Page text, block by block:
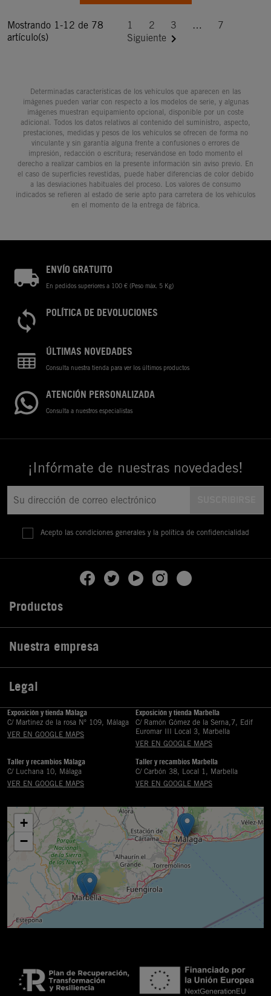
Mostrando 1-12 de 78
artículo(s)
1 2 3 …
7
Siguiente 
Determinadas características de los vehículos que aparecen en las
imágenes pueden variar con respecto a los modelos de serie, y algunas
imágenes muestran equipamiento opcional, disponible por un coste
adicional. Todos los datos relativos al contenido del suministro, aspecto,
prestaciones, medidas y pesos de los vehículos se ofrecen de forma no
vinculante y sin garantía alguna frente a confusiones o errores de
impresión, redacción o escritura; reservándose en todo momento el
derecho a realizar cambios en la presente información sin aviso previo. En
el caso de superficies revestidas, puede haber diferencias de color debido
a las desviaciones habituales del proceso. Los valores de consumo
indicados se refieren al estado de serie apto para carretera de los vehículos
en el momento de la entrega de fábrica.
ENVÍO GRATUITO
En pedidos superiores a 100 € (Peso máx. 5 Kg)
POLÍTICA DE DEVOLUCIONES
ÚLTIMAS NOVEDADES
Consulta nuestra tienda para ver los últimos productos
ATENCIÓN PERSONALIZADA
Consulta a nuestros especialistas
¡Infórmate de nuestras novedades!
Acepto las condiciones generales y la política de confidencialidad
Productos
Nuestra empresa
Legal
Exposición y tienda Málaga
C/ Martinez de la rosa Nº 109, Málaga
VER EN GOOGLE MAPS
Exposición y tienda Marbella
C/ Ramón Gómez de la Serna,7, Edif
Euromar III Local 3, Marbella
VER EN GOOGLE MAPS
Taller y recambios Málaga
C/ Luchana 10, Málaga
VER EN GOOGLE MAPS
Taller y recambios Marbella
C/ Carbón 38, Local 1, Marbella
VER EN GOOGLE MAPS
+
−